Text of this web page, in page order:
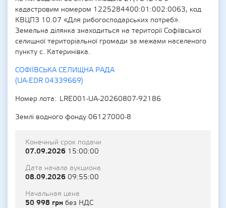
кадастровим номером 1225284400:01:002:0063, код
КВЦПЗ 10.07 «Для рибогосподарських потреб».
Земельна ділянка знаходиться на території Софіївської
селищної територіальної громади за межами населеного
пункту с. Катеринівка.
СОФІЇВСЬКА СЕЛИЩНА РАДА
(UA-EDR 04339669)
Номер лота
LRE001-UA-20260807-92186
Землі водного фонду 06127000-8
Конечный срок подачи
07.09.2026 15:00:00
Дата начала аукциона
08.09.2026 09:55:00
Начальная цена
50 998 грн без НДС